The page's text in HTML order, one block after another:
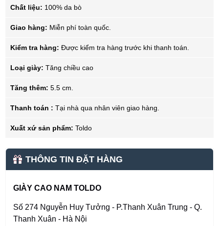
Chất liệu: 100% da bò
Giao hàng: Miễn phí toàn quốc.
Kiểm tra hàng: Được kiểm tra hàng trước khi thanh toán.
Loại giày: Tăng chiều cao
Tăng thêm: 5.5 cm.
Thanh toán : Tại nhà qua nhân viên giao hàng.
Xuất xứ sản phẩm: Toldo
THÔNG TIN ĐẶT HÀNG
GIÀY CAO NAM TOLDO
Số 274 Nguyễn Huy Tưởng - P.Thanh Xuân Trung - Q.
Thanh Xuân - Hà Nội